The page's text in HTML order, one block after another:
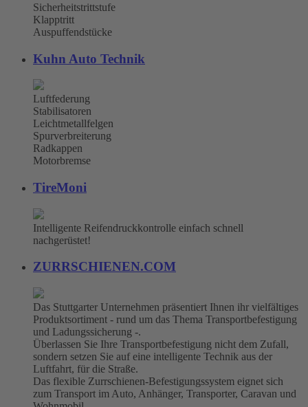
Sicherheitstrittstufe
Klapptritt
Auspuffendstücke
Kuhn Auto Technik
Luftfederung
Stabilisatoren
Leichtmetallfelgen
Spurverbreiterung
Radkappen
Motorbremse
TireMoni
Intelligente Reifendruckkontrolle einfach schnell
nachgerüstet!
ZURRSCHIENEN.COM
Das Stuttgarter Unternehmen präsentiert Ihnen ihr vielfältiges
Produktsortiment - rund um das Thema Transportbefestigung
und Ladungssicherung -.
Überlassen Sie Ihre Transportbefestigung nicht dem Zufall,
sondern setzen Sie auf eine intelligente Technik aus der
Luftfahrt, für die Straße.
Das flexible Zurrschienen-Befestigungssystem eignet sich
zum Transport im Auto, Anhänger, Transporter, Caravan und